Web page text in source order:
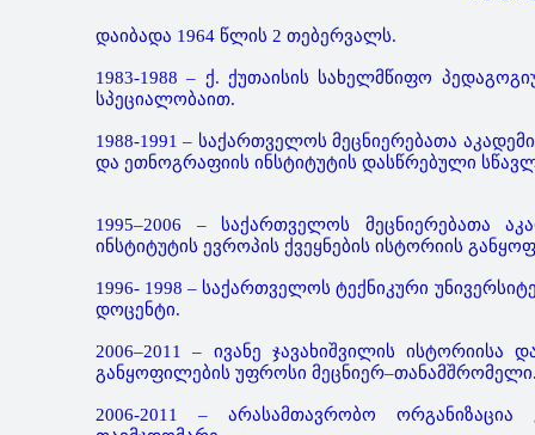
დაიბადა 1964 წლის 2 თებერვალს.
1983-1988 – ქ. ქუთაისის სახელმწიფო
სპეციალობაით.
1988-1991 – საქართველოს მეცნიერებათა
და ეთნოგრაფიის ინსტიტუტის დასწრებული
1995–2006 – საქართველოს მეცნიერებათა
ინსტიტუტის ევროპის ქვეყნების ისტორიის
1996- 1998 – საქართველოს ტექნიკური
დოცენტი.
2006–2011 – ივანე ჯავახიშვილის
განყოფილების უფროსი
2006-2011 – არასამთავრობო